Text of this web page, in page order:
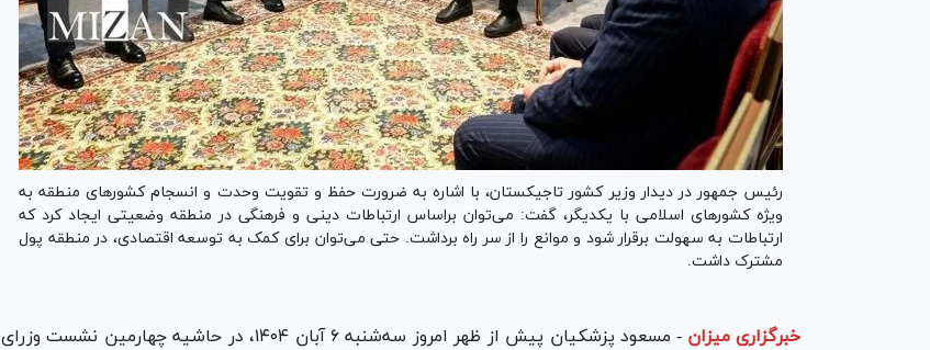
رئیس جمهور در دیدار وزیر کشور تاجیکستان، با اشاره به ضرورت حفظ و تقویت وحدت و انسجام کشور‌های منطقه به
ویژه کشور‌های اسلامی با یکدیگر، گفت: می‌توان براساس ارتباطات دینی و فرهنگی در منطقه وضعیتی ایجاد کرد که
ارتباطات به سهولت برقرار شود و موانع را از سر راه برداشت. حتی می‌توان برای کمک به توسعه اقتصادی، در منطقه پول
مشترک داشت.
خبرگزاری میزان -
مسعود پزشکیان پیش از ظهر امروز سه‌شنبه ۶ آبان ۱۴۰۴، در حاشیه چهارمین نشست وزرای